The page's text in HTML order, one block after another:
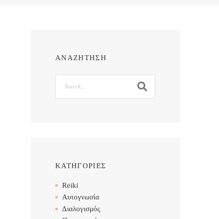
ΑΝΑΖΗΤΗΣΗ
ΚΑΤΗΓΟΡΙΕΣ
Reiki
Αυτογνωσία
Διαλογισμός